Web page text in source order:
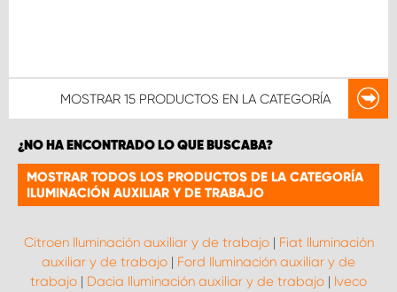
MOSTRAR 15 PRODUCTOS EN LA CATEGORÍA
¿NO HA ENCONTRADO LO QUE BUSCABA?
MOSTRAR TODOS LOS PRODUCTOS DE LA CATEGORÍA
ILUMINACIÓN AUXILIAR Y DE TRABAJO
Citroen Iluminación auxiliar y de trabajo| Fiat Iluminación
auxiliar y de trabajo | Ford Iluminación auxiliar y de
trabajo | Dacia Iluminación auxiliar y de trabajo | Iveco